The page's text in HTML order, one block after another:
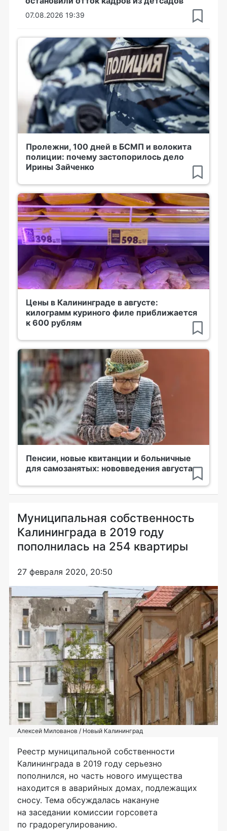
07.08.2026 19:39
Пролежни, 100 дней в БСМП и волокита
полиции: почему застопорилось дело
Ирины Зайченко
Цены в Калининграде в августе:
килограмм куриного филе приближается
к 600 рублям
Пенсии, новые квитанции и больничные
для самозанятых: нововведения августа
Муниципальная собственность
Калининграда в 2019 году
пополнилась на 254 квартиры
27 февраля 2020, 20:50
Алексей Милованов / Новый Калининград
Реестр муниципальной собственности
Калининграда в 2019 году серьезно
пополнился, но часть нового имущества
находится в аварийных домах, подлежащих
сносу. Тема обсуждалась накануне
на заседании комиссии горсовета
по градорегулированию.